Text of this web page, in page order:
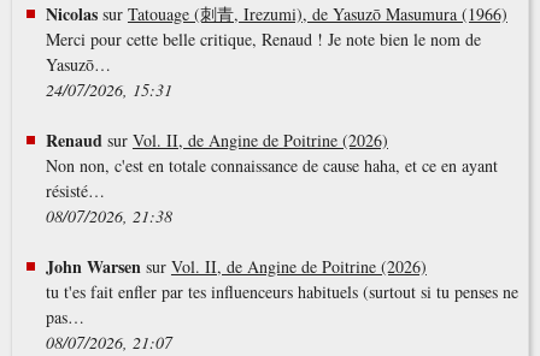
Nicolassur Tatouage (刺青, Irezumi), de Yasuzō Masumura (1966)
Merci pour cette belle critique, Renaud ! Je note bien le nom de
Yasuzō…
24/07/2026, 15:31
Renaudsur Vol. II, de Angine de Poitrine (2026)
Non non, c'est en totale connaissance de cause haha, et ce en ayant
résisté…
08/07/2026, 21:38
John Warsensur Vol. II, de Angine de Poitrine (2026)
tu t'es fait enfler par tes influenceurs habituels (surtout si tu penses ne
pas…
08/07/2026, 21:07